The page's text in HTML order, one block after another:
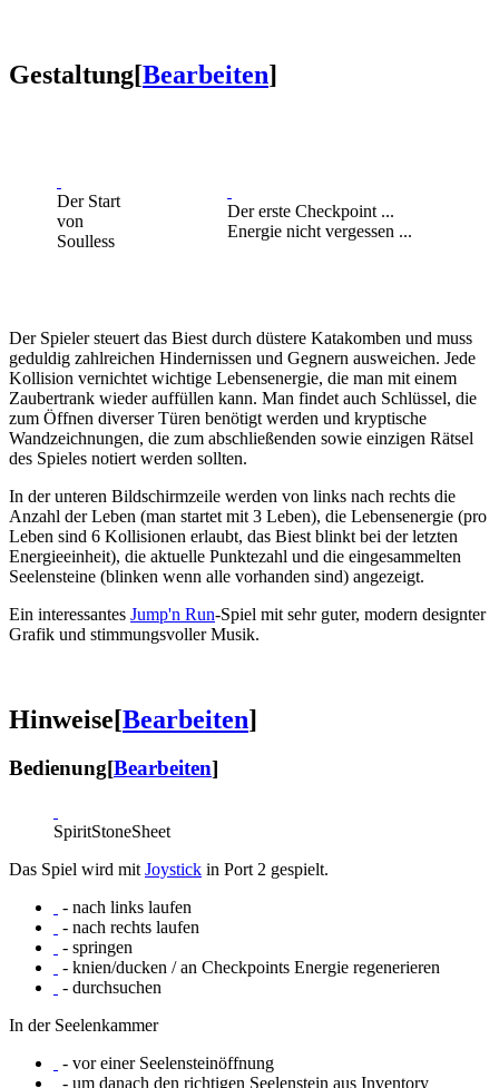
Gestaltung[Bearbeiten]
Der Start
von
Soulless
Der erste Checkpoint ...
Energie nicht vergessen ...
Der Spieler steuert das Biest durch düstere Katakomben und muss
geduldig zahlreichen Hindernissen und Gegnern ausweichen. Jede
Kollision vernichtet wichtige Lebensenergie, die man mit einem
Zaubertrank wieder auffüllen kann. Man findet auch Schlüssel, die
zum Öffnen diverser Türen benötigt werden und kryptische
Wandzeichnungen, die zum abschließenden sowie einzigen Rätsel
des Spieles notiert werden sollten.
In der unteren Bildschirmzeile werden von links nach rechts die
Anzahl der Leben (man startet mit 3 Leben), die Lebensenergie (pro
Leben sind 6 Kollisionen erlaubt, das Biest blinkt bei der letzten
Energieeinheit), die aktuelle Punktezahl und die eingesammelten
Seelensteine (blinken wenn alle vorhanden sind) angezeigt.
Ein interessantes Jump'n Run-Spiel mit sehr guter, modern designter
Grafik und stimmungsvoller Musik.
Hinweise[Bearbeiten]
Bedienung[Bearbeiten]
SpiritStoneSheet
Das Spiel wird mit Joystick in Port 2 gespielt.
- nach links laufen
- nach rechts laufen
- springen
- knien/ducken / an Checkpoints Energie regenerieren
- durchsuchen
In der Seelenkammer
- vor einer Seelensteinöffnung
- um danach den richtigen Seelenstein aus Inventory